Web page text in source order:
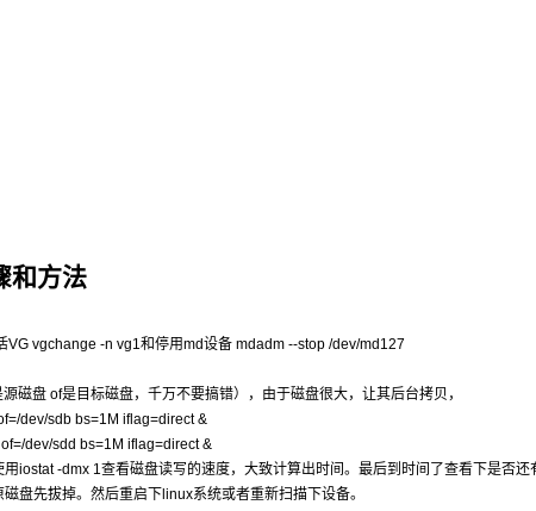
和方法
VG vgchange -n vg1和停用md设备 mdadm --stop /dev/md127
磁盘 of是目标磁盘，千万不要搞错），由于磁盘很大，让其后台拷贝，
dev/sdb bs=1M iflag=direct &
dev/sdd bs=1M iflag=direct &
iostat -dmx 1查看磁盘读写的速度，大致计算出时间。最后到时间了查看下是否
盘先拔掉。然后重启下linux系统或者重新扫描下设备。